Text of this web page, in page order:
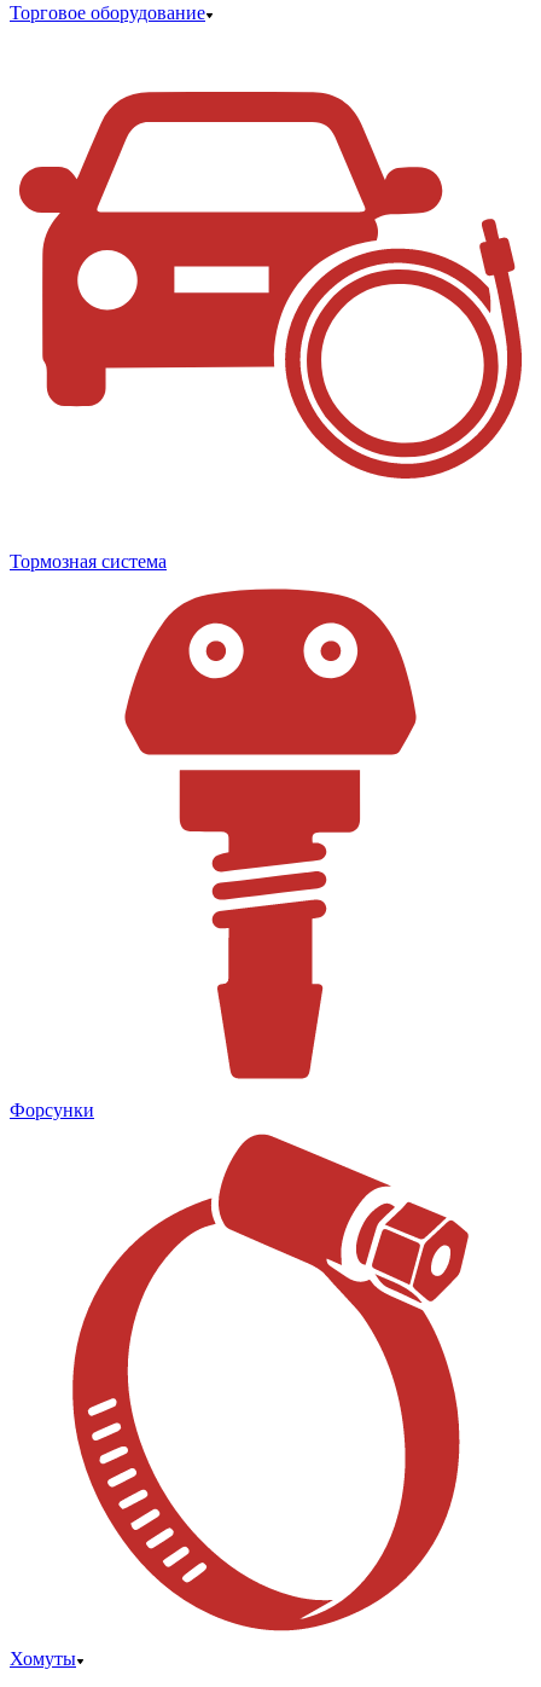
Торговое оборудование
Тормозная система
Форсунки
Хомуты